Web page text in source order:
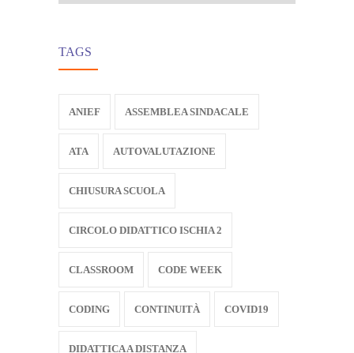
TAGS
ANIEF ASSEMBLEA SINDACALE
ATA AUTOVALUTAZIONE
CHIUSURA SCUOLA
CIRCOLO DIDATTICO ISCHIA 2
CLASSROOM CODE WEEK
CODING CONTINUITÀ COVID19
DIDATTICA A DISTANZA